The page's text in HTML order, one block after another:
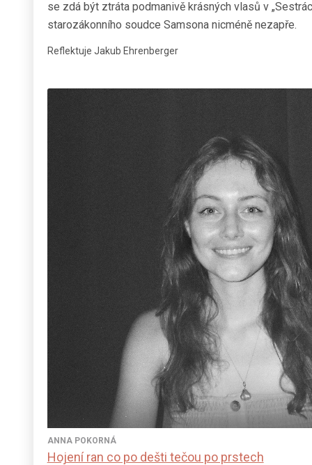
se zdá být ztráta podmanivě krásných vlasů v
starozákonního soudce Samsona nicméně nezapře.
Reflektuje Jakub Ehrenberger
ANNA POKORNÁ
Hojení ran co po dešti tečou po prstech